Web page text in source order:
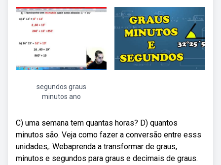
segundos graus
minutos ano
C) uma semana tem quantas horas? D) quantos
minutos são. Veja como fazer a conversão entre esss
unidades,. Webaprenda a transformar de graus,
minutos e segundos para graus e decimais de graus.